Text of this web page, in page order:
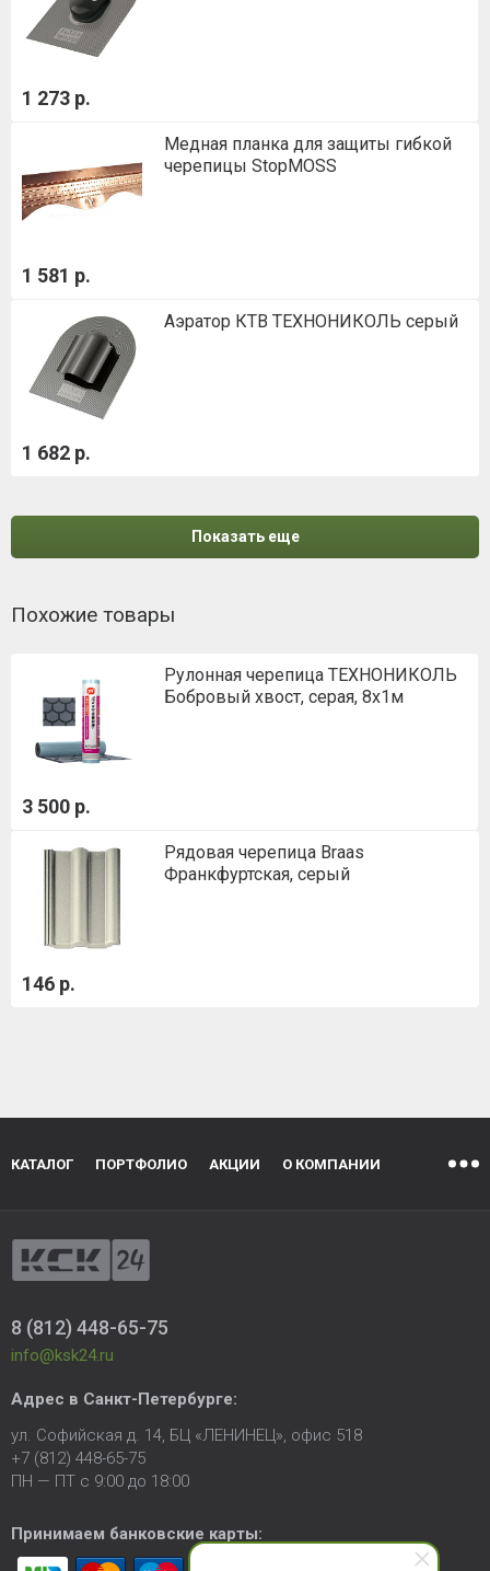
1 273 р.
Медная планка для защиты гибкой
черепицы StopMOSS
1 581 р.
Аэратор КТВ ТЕХНОНИКОЛЬ серый
1 682 р.
Показать еще
Похожие товары
Рулонная черепица ТЕХНОНИКОЛЬ
Бобровый хвост, серая, 8х1м
3 500 р.
Рядовая черепица Braas
Франкфуртская, серый
146 р.
КАТАЛОГ ПОРТФОЛИО АКЦИИ О КОМПАНИИ
8 (812) 448-65-75
info@ksk24.ru
Адрес в Санкт-Петербурге:
ул. Софийская д. 14, БЦ «ЛЕНИНЕЦ», офис 518
+7 (812) 448-65-75
ПН — ПТ с 9:00 до 18:00
Принимаем банковские карты: